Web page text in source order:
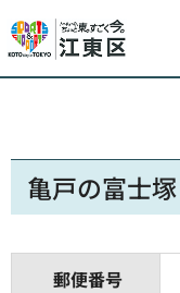
亀戸の富士塚
郵便番号